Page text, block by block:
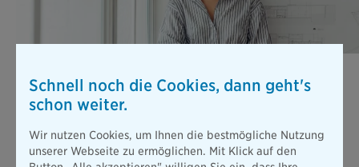
Stellen Sie sich vor, Sie können wegen einer Erkrankung oder
nach einem Unfall nicht mehr arbeiten. Die gesetzliche
Lebensstandard zu halten.
Mehr erfahren
Schnell noch die Cookies, dann geht's
schon weiter.
Wir nutzen Cookies, um Ihnen die bestmögliche Nutzung
unserer Webseite zu ermöglichen. Mit Klick auf den